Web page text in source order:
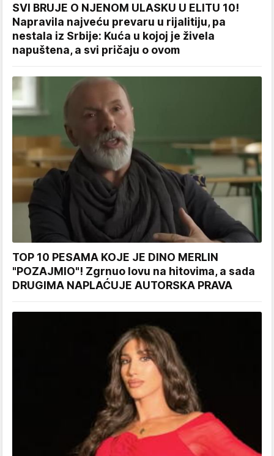
SVI BRUJE O NJENOM ULASKU U ELITU 10!
Napravila najveću prevaru u rijalitiju, pa
nestala iz Srbije: Kuća u kojoj je živela
napuštena, a svi pričaju o ovom
TOP 10 PESAMA KOJE JE DINO MERLIN
"POZAJMIO"! Zgrnuo lovu na hitovima, a sada
DRUGIMA NAPLAĆUJE AUTORSKA PRAVA